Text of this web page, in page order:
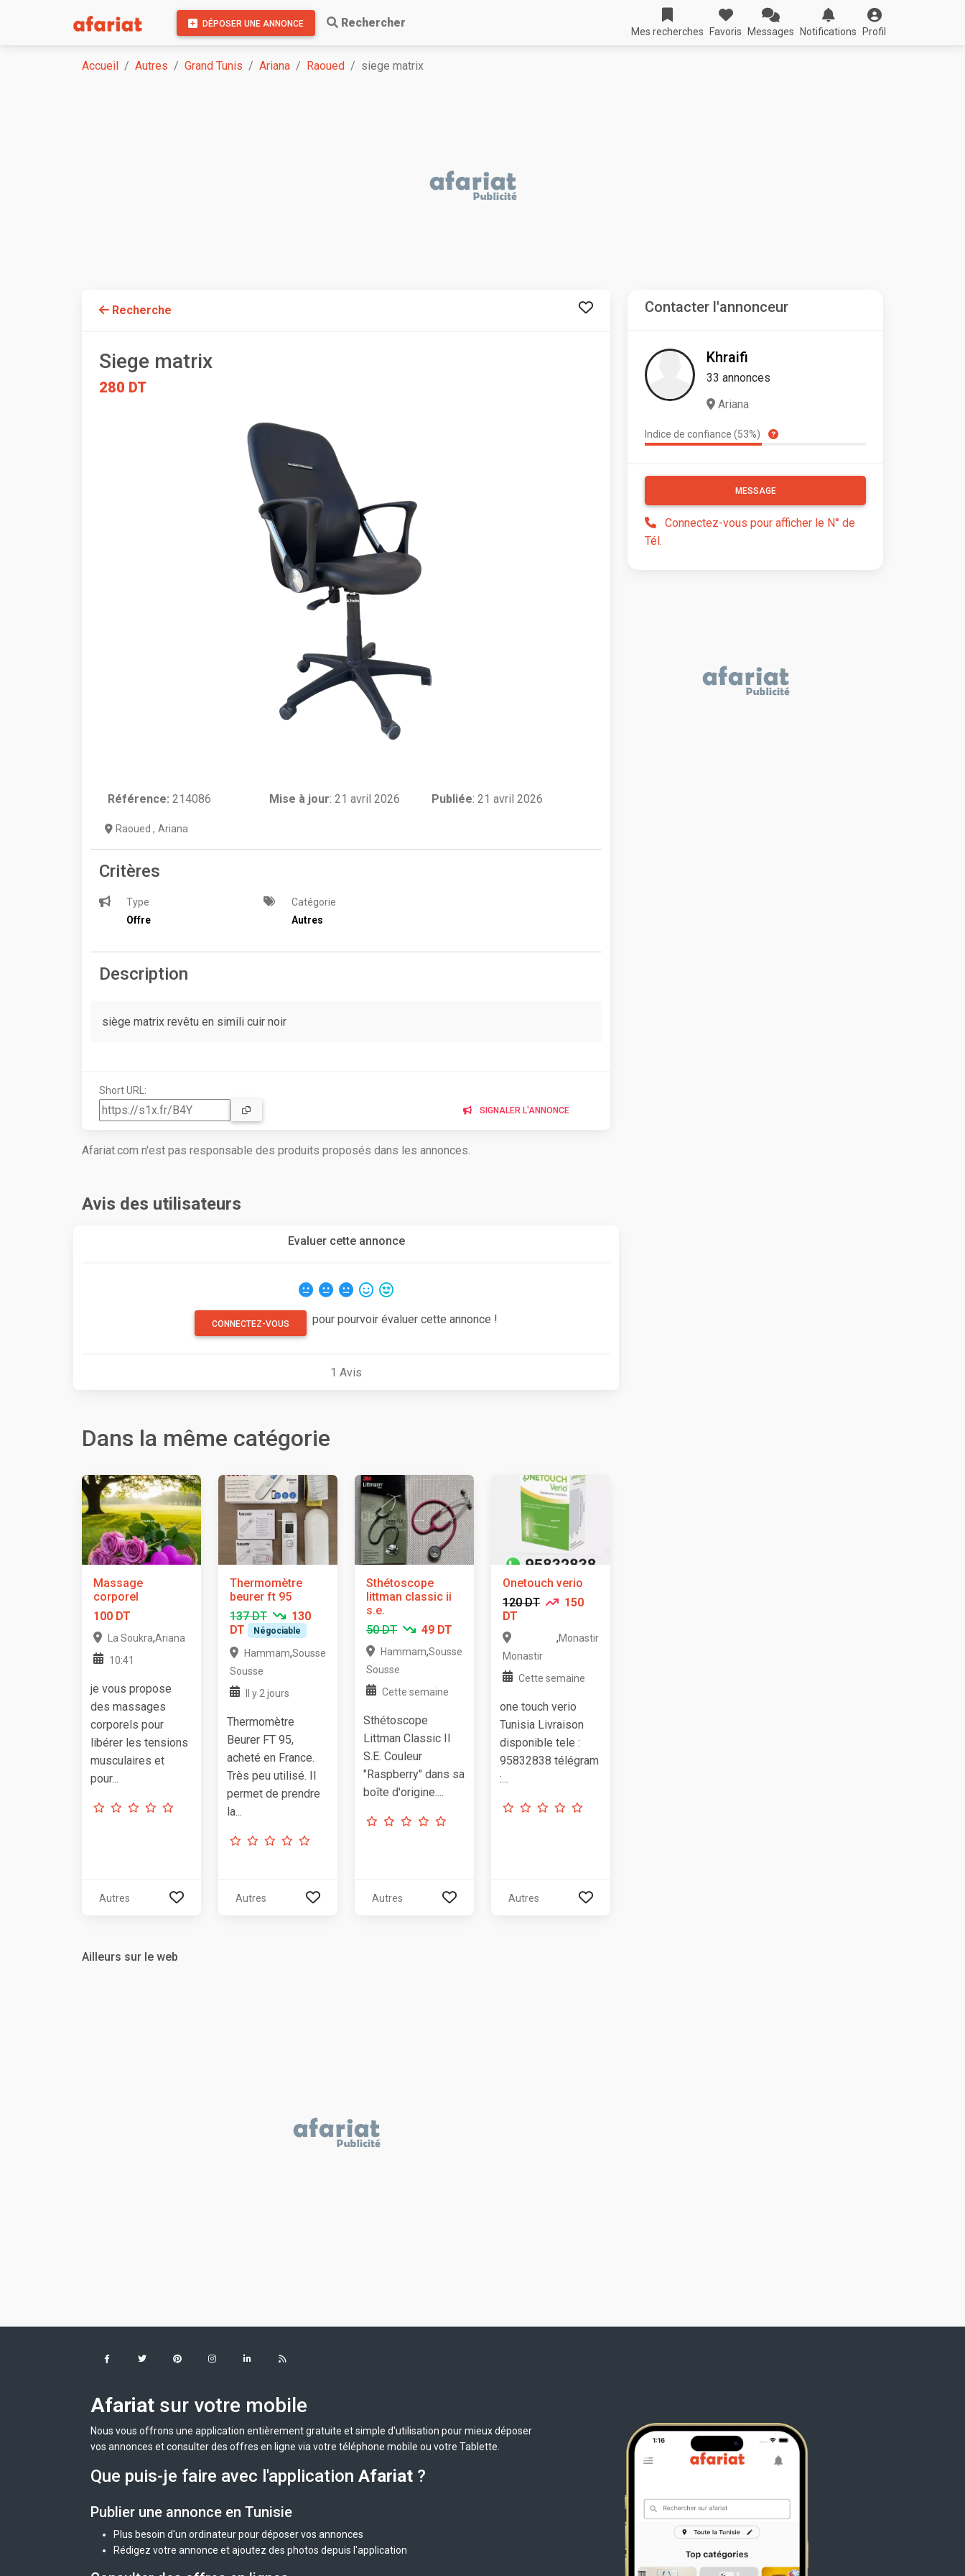
DÉPOSER UNE ANNONCE Rechercher
Mes recherches Favoris Messages Notifications Profil
Accueil Autres Grand Tunis Ariana Raoued siege matrix
Recherche
Siege matrix
280 DT
Référence: 214086 Mise à jour:21 avril 2026 Publiée: 21 avril 2026
Raoued , Ariana
Critères
Type
Offre
Catégorie
Autres
Description
siège matrix revêtu en simili cuir noir
Short URL:
SIGNALER L'ANNONCE
Afariat.com n'est pas responsable des produits proposés dans les annonces.
Avis des utilisateurs
Evaluer cette annonce
CONNECTEZ-VOUS pour pourvoir évaluer cette annonce !
1 Avis
Dans la même catégorie
Massage
corporel
100 DT
La Soukra,Ariana
10:41
je vous propose
des massages
corporels pour
libérer les tensions
musculaires et
pour...
Autres
Thermomètre
beurer ft 95
137 DT
130
DT
Négociable
Hammam
Sousse
,Sousse
Il y 2 jours
Thermomètre
Beurer FT 95,
acheté en France.
Très peu utilisé. Il
permet de prendre
la...
Autres
Sthétoscope
littman classic ii
s.e.
50 DT
49 DT
Hammam
Sousse
,Sousse
Cette semaine
Sthétoscope
Littman Classic II
S.E. Couleur
"Raspberry" dans sa
boîte d'origine....
Autres
Onetouch verio
120 DT
150
DT
Monastir
,Monastir
Cette semaine
one touch verio
Tunisia Livraison
disponible tele :
95832838 télégram
:...
Autres
Ailleurs sur le web
Contacter l'annonceur
Khraifi
33 annonces
Ariana
Indice de confiance (53%)
MESSAGE
Connectez-vous pour afficher le N° de
Tél.
Afariat sur votre mobile
Nous vous offrons une application entièrement gratuite et simple d'utilisation pour mieux déposer
vos annonces et consulter des offres en ligne via votre téléphone mobile ou votre Tablette.
Que puis-je faire avec l'application Afariat ?
Publier une annonce en Tunisie
Plus besoin d'un ordinateur pour déposer vos annonces
Rédigez votre annonce et ajoutez des photos depuis l'application